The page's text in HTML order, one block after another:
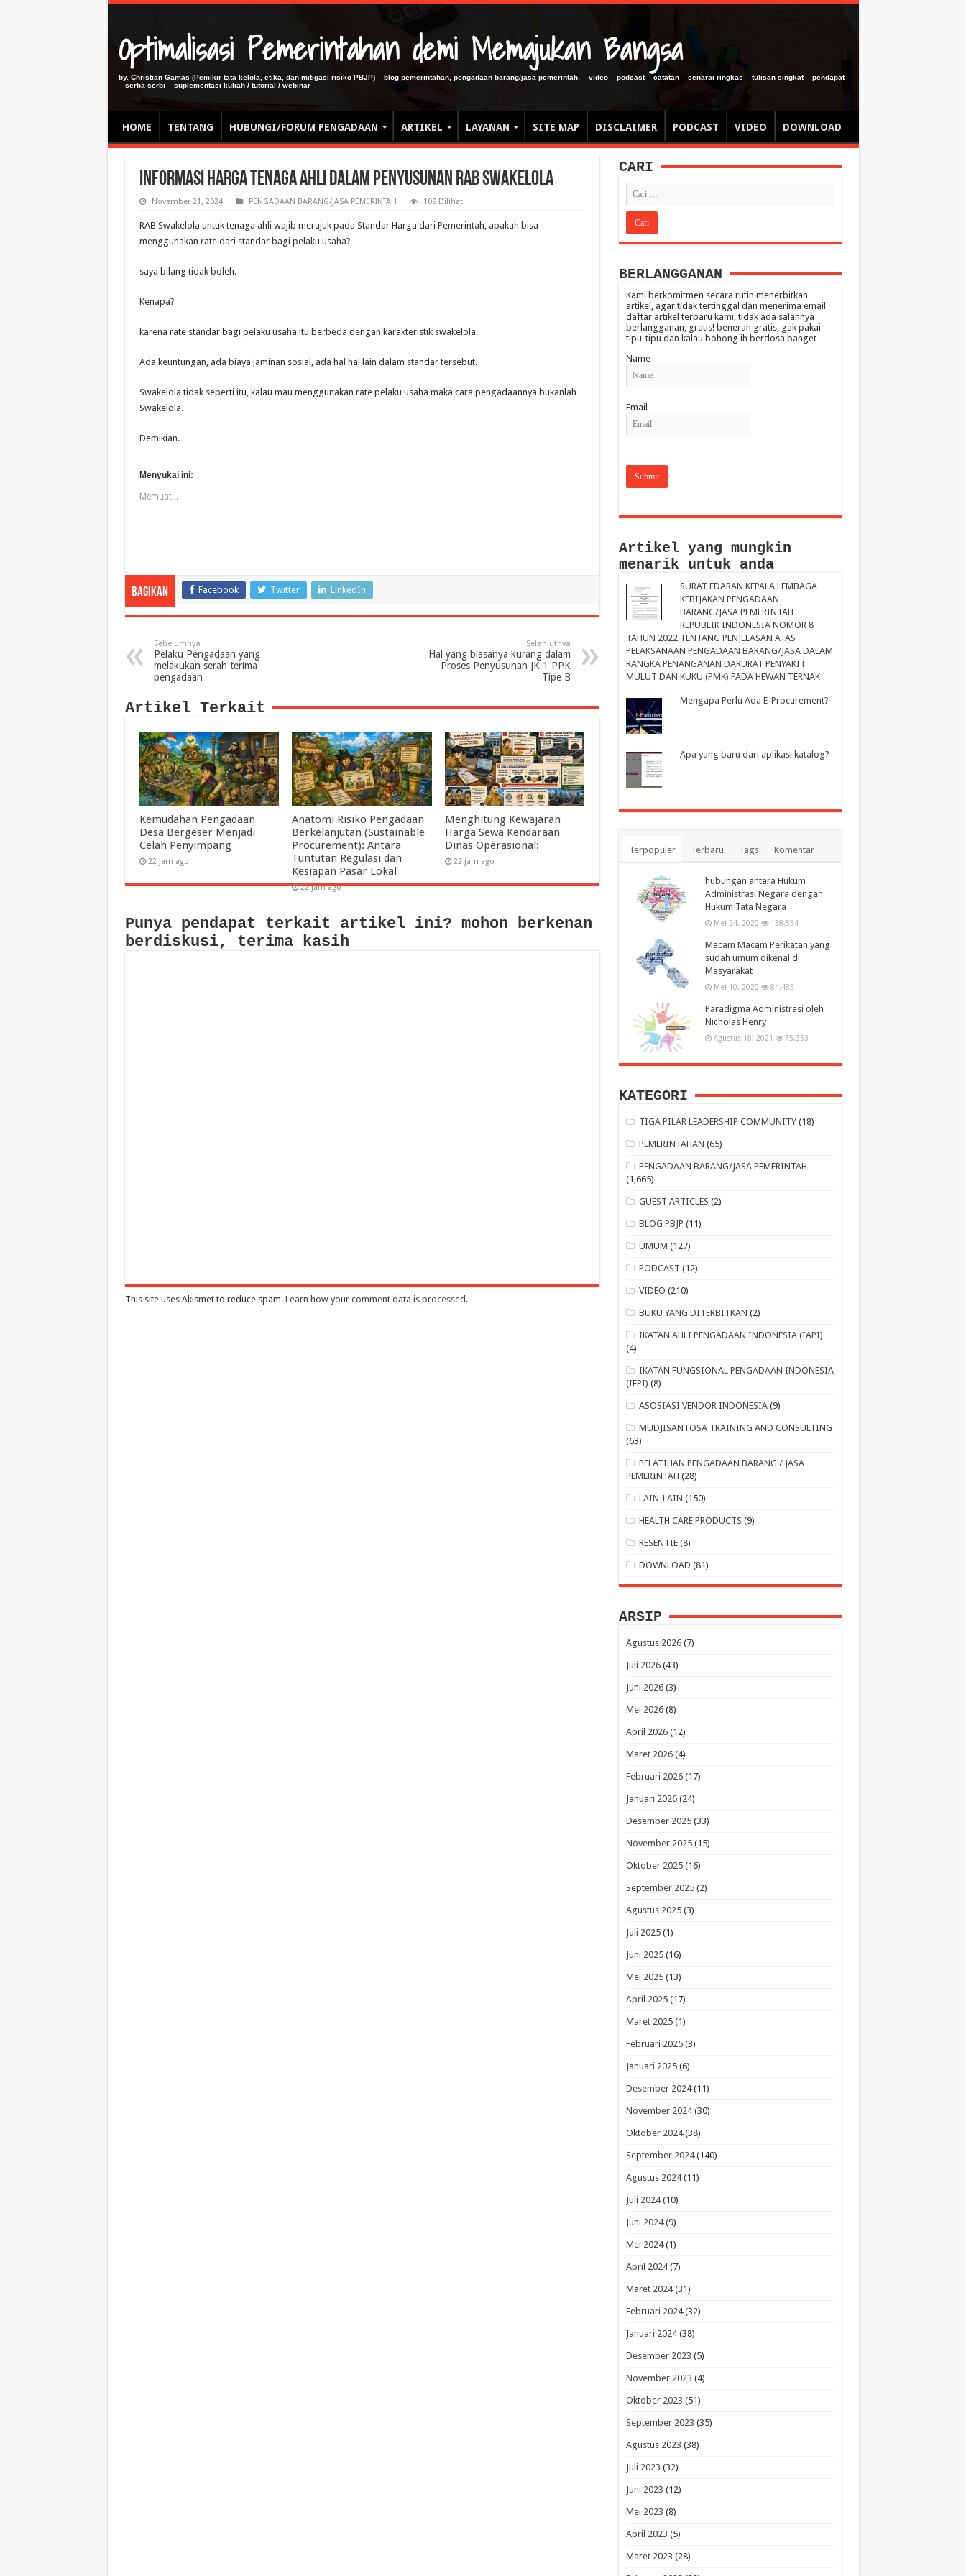
Optimalisasi Pemerintahan demi Memajukan Bangsa
by. Christian Gamas (Pemikir tata kelola, etika, dan mitigasi risiko PBJP) – blog pemerintahan, pengadaan barang/jasa pemerintah- – video – podcast – catatan – senarai ringkas – tulisan singkat – pendapat
– serba serbi – suplementasi kuliah / tutorial / webinar
HOME TENTANG HUBUNGI/FORUM PENGADAAN ARTIKEL LAYANAN SITE MAP DISCLAIMER PODCAST VIDEO DOWNLOAD
Informasi Harga Tenaga Ahli Dalam Penyusunan RAB Swakelola
November 21, 2024 PENGADAAN BARANG/JASA PEMERINTAH 109 Dilihat
RAB Swakelola untuk tenaga ahli wajib merujuk pada Standar Harga dari Pemerintah, apakah bisa
menggunakan rate dari standar bagi pelaku usaha?
saya bilang tidak boleh.
Kenapa?
karena rate standar bagi pelaku usaha itu berbeda dengan karakteristik swakelola.
Ada keuntungan, ada biaya jaminan sosial, ada hal hal lain dalam standar tersebut.
Swakelola tidak seperti itu, kalau mau menggunakan rate pelaku usaha maka cara pengadaannya bukanlah
Swakelola.
Demikian.
Menyukai ini:
Memuat...
Bagikan Facebook Twitter LinkedIn
Sebelumnya
Pelaku Pengadaan yang
melakukan serah terima
pengadaan
Selanjutnya
Hal yang biasanya kurang dalam
Proses Penyusunan JK 1 PPK
Tipe B
Artikel Terkait
Kemudahan Pengadaan
Desa Bergeser Menjadi
Celah Penyimpang
22 jam ago
Anatomi Risiko Pengadaan
Berkelanjutan (Sustainable
Procurement): Antara
Tuntutan Regulasi dan
Kesiapan Pasar Lokal
22 jam ago
Menghitung Kewajaran
Harga Sewa Kendaraan
Dinas Operasional:
22 jam ago
Punya pendapat terkait artikel ini? mohon berkenan
berdiskusi, terima kasih
This site uses Akismet to reduce spam. Learn how your comment data is processed .
CARI
BERLANGGANAN
Kami berkomitmen secara rutin menerbitkan
artikel, agar tidak tertinggal dan menerima email
daftar artikel terbaru kami, tidak ada salahnya
berlangganan, gratis! beneran gratis, gak pakai
tipu-tipu dan kalau bohong ih berdosa banget
Name
Email
Artikel yang mungkin
menarik untuk anda
SURAT EDARAN KEPALA LEMBAGA
KEBIJAKAN PENGADAAN
BARANG/JASA PEMERINTAH
REPUBLIK INDONESIA NOMOR 8
TAHUN 2022 TENTANG PENJELASAN ATAS
PELAKSANAAN PENGADAAN BARANG/JASA DALAM
RANGKA PENANGANAN DARURAT PENYAKIT
MULUT DAN KUKU (PMK) PADA HEWAN TERNAK
Mengapa Perlu Ada E-Procurement?
Apa yang baru dari aplikasi katalog?
Terpopuler Terbaru Tags Komentar
hubungan antara Hukum
Administrasi Negara dengan
Hukum Tata Negara
Mei 24, 2020 138,534
Macam Macam Perikatan yang
sudah umum dikenal di
Masyarakat
Mei 10, 2020 84,485
Paradigma Administrasi oleh
Nicholas Henry
Agustus 18, 2021 75,353
KATEGORI
TIGA PILAR LEADERSHIP COMMUNITY (18)
PEMERINTAHAN (65)
PENGADAAN BARANG/JASA PEMERINTAH
(1,665)
GUEST ARTICLES (2)
BLOG PBJP (11)
UMUM (127)
PODCAST (12)
VIDEO (210)
BUKU YANG DITERBITKAN (2)
IKATAN AHLI PENGADAAN INDONESIA (IAPI)
(4)
IKATAN FUNGSIONAL PENGADAAN INDONESIA
(IFPI) (8)
ASOSIASI VENDOR INDONESIA (9)
MUDJISANTOSA TRAINING AND CONSULTING
(63)
PELATIHAN PENGADAAN BARANG / JASA
PEMERINTAH (28)
LAIN-LAIN (150)
HEALTH CARE PRODUCTS (9)
RESENTIE (8)
DOWNLOAD (81)
ARSIP
Agustus 2026(7)
Juli 2026(43)
Juni 2026(3)
Mei 2026(8)
April 2026(12)
Maret 2026(4)
Februari 2026(17)
Januari 2026(24)
Desember 2025(33)
November 2025(15)
Oktober 2025(16)
September 2025(2)
Agustus 2025(3)
Juli 2025(1)
Juni 2025(16)
Mei 2025(13)
April 2025(17)
Maret 2025(1)
Februari 2025(3)
Januari 2025(6)
Desember 2024(11)
November 2024(30)
Oktober 2024(38)
September 2024(140)
Agustus 2024(11)
Juli 2024(10)
Juni 2024(9)
Mei 2024(1)
April 2024(7)
Maret 2024(31)
Februari 2024(32)
Januari 2024(38)
Desember 2023 (5)
November 2023 (4)
Oktober 2023 (51)
September 2023 (35)
Agustus 2023 (38)
Juli 2023 (32)
Juni 2023 (12)
Mei 2023 (8)
April 2023 (5)
Maret 2023 (28)